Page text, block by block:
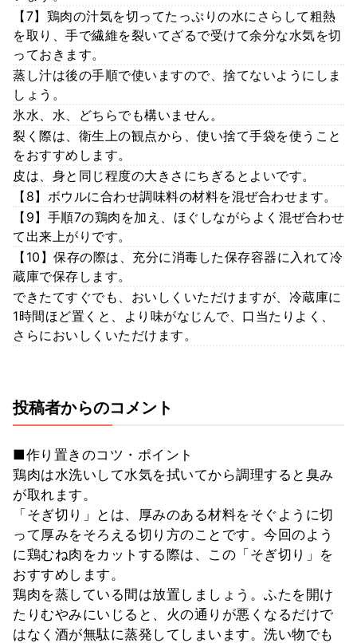
【7】鶏肉の汁気を切ってたっぷりの水にさらして粗熱
を取り、手で繊維を裂いてざるで受けて余分な水気を切
っておきます。
蒸し汁は後の手順で使いますので、捨てないようにしま
しょう。
氷水、水、どちらでも構いません。
裂く際は、衛生上の観点から、使い捨て手袋を使うこと
をおすすめします。
皮は、身と同じ程度の大きさにちぎるとよいです。
【8】ボウルに合わせ調味料の材料を混ぜ合わせます。
【9】手順7の鶏肉を加え、ほぐしながらよく混ぜ合わせ
て出来上がりです。
【10】保存の際は、充分に消毒した保存容器に入れて冷
蔵庫で保存します。
できたてすぐでも、おいしくいただけますが、冷蔵庫に
1時間ほど置くと、より味がなじんで、口当たりよく、
さらにおいしくいただけます。
投稿者からのコメント
■作り置きのコツ・ポイント
鶏肉は水洗いして水気を拭いてから調理すると臭み
が取れます。
「そぎ切り」とは、厚みのある材料をそぐように切
って厚みをそろえる切り方のことです。今回のよう
に鶏むね肉をカットする際は、この「そぎ切り」を
おすすめします。
鶏肉を蒸している間は放置しましょう。ふたを開け
たりむやみにいじると、火の通りが悪くなるだけで
はなく酒が無駄に蒸発してしまいます。洗い物でも